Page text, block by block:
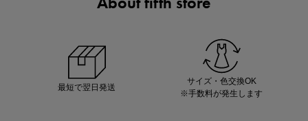
最短で翌日発送
サイズ・色交換OK
※手数料が発生します